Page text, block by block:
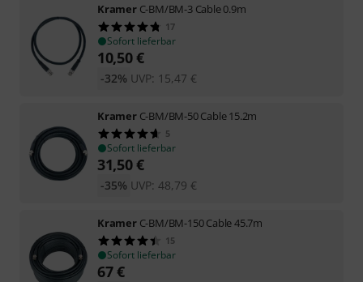
Kramer C-BM/BM-3 Cable 0.9m
17
Sofort lieferbar
10,50€
UVP: 15,47 €
-32%
Kramer C-BM/BM-50 Cable 15.2m
5
Sofort lieferbar
31,50€
UVP: 48,79 €
-35%
Kramer C-BM/BM-150 Cable 45.7m
15
Sofort lieferbar
67€